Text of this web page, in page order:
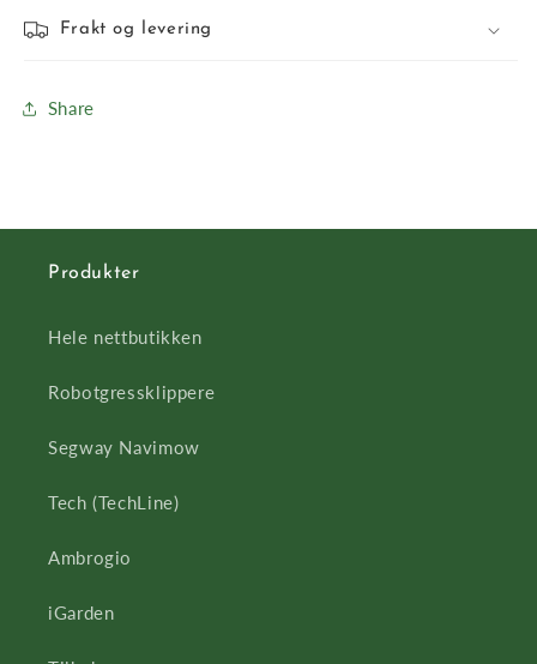
Frakt og levering
Share
Produkter
Hele nettbutikken
Robotgressklippere
Segway Navimow
Tech (TechLine)
Ambrogio
iGarden